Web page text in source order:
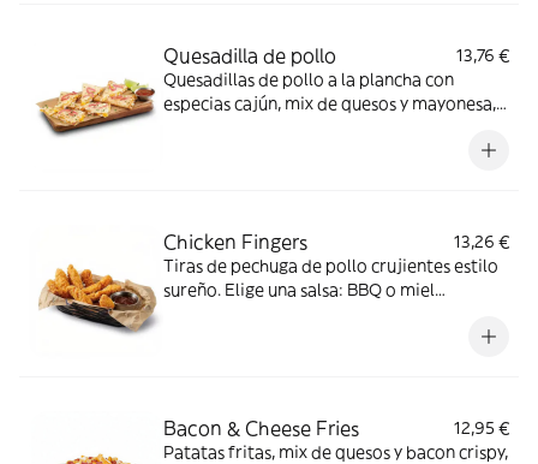
Quesadilla de pollo
13,76 €
Quesadillas de pollo a la plancha con
especias cajún, mix de quesos y mayonesa,
Acompañada de salsa roja mexicana y lima.
Chicken Fingers
13,26 €
Tiras de pechuga de pollo crujientes estilo
sureño. Elige una salsa: BBQ o miel
Bacon & Cheese Fries
12,95 €
Patatas fritas, mix de quesos y bacon crispy,